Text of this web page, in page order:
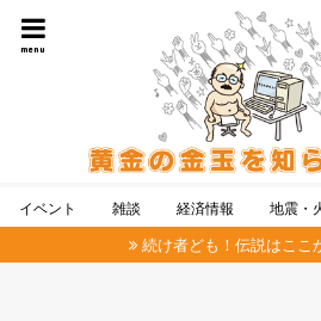
menu
イベント 雑談 経済情報 地震・
続け者ども！伝説はここ